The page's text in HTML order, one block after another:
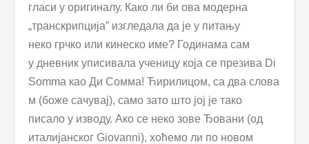
гласи у оригиналу. Како ли би ова модерна
„транскрипција” изгледала да је у питању
неко грчко или кинеско име? Годинама сам
у дневник уписивала ученицу која се презива Di
Somma као Ди Сомма! Ћирилицом, са два слова
м (боже сачувај), само зато што јој је тако
писало у изводу. Ако се неко зове Ђовани (од
италијанског Giovanni), хоћемо ли по новом